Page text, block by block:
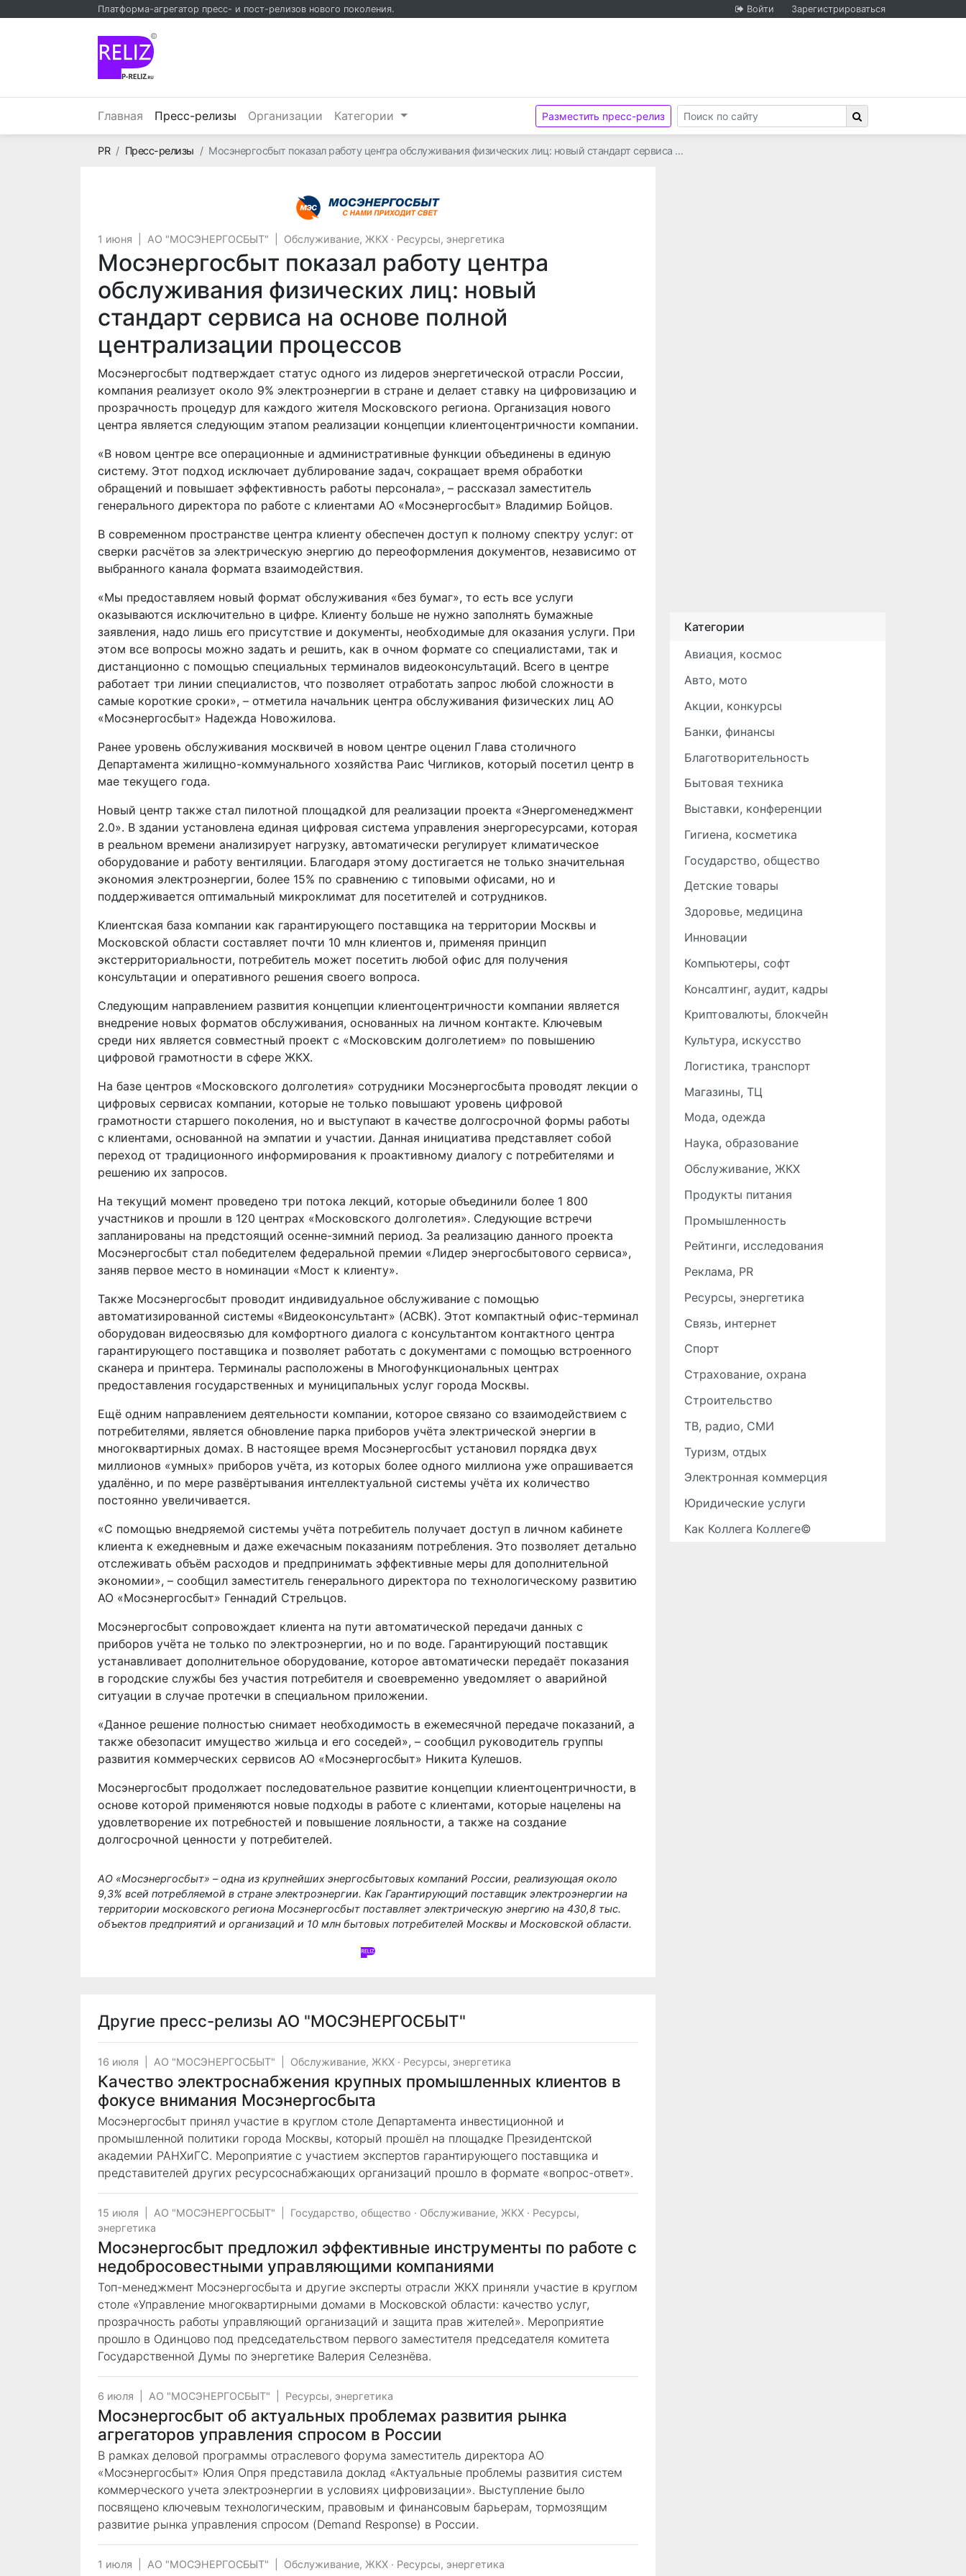
Платформа-агрегатор пресс- и пост-релизов нового поколения. Войти Зарегистрироваться
©
Главная Пресс-релизы (текущий)
Организации Категории Разместить пресс-релиз
PRГлавная
Пресс-релизы Мосэнергосбыт показал работу центра обслуживания физических лиц: новый стандарт сервиса …
АО "МОСЭНЕРГОСБЫТ"
1 июня АО "МОСЭНЕРГОСБЫТ" Обслуживание, ЖКХ · Ресурсы, энергетика
Мосэнергосбыт показал работу центра
обслуживания физических лиц: новый
стандарт сервиса на основе полной
централизации процессов
Мосэнергосбыт подтверждает статус одного из лидеров энергетической отрасли России,
компания реализует около 9% электроэнергии в стране и делает ставку на цифровизацию и
прозрачность процедур для каждого жителя Московского региона. Организация нового
центра является следующим этапом реализации концепции клиентоцентричности компании.
«В новом центре все операционные и административные функции объединены в единую
систему. Этот подход исключает дублирование задач, сокращает время обработки
обращений и повышает эффективность работы персонала», – рассказал заместитель
генерального директора по работе с клиентами АО «Мосэнергосбыт» Владимир Бойцов.
В современном пространстве центра клиенту обеспечен доступ к полному спектру услуг: от
сверки расчётов за электрическую энергию до переоформления документов, независимо от
выбранного канала формата взаимодействия.
«Мы предоставляем новый формат обслуживания «без бумаг», то есть все услуги
оказываются исключительно в цифре. Клиенту больше не нужно заполнять бумажные
заявления, надо лишь его присутствие и документы, необходимые для оказания услуги. При
этом все вопросы можно задать и решить, как в очном формате со специалистами, так и
дистанционно с помощью специальных терминалов видеоконсультаций. Всего в центре
работает три линии специалистов, что позволяет отработать запрос любой сложности в
самые короткие сроки», – отметила начальник центра обслуживания физических лиц АО
«Мосэнергосбыт» Надежда Новожилова.
Ранее уровень обслуживания москвичей в новом центре оценил Глава столичного
Департамента жилищно-коммунального хозяйства Раис Чигликов, который посетил центр в
мае текущего года.
Новый центр также стал пилотной площадкой для реализации проекта «Энергоменеджмент
2.0». В здании установлена единая цифровая система управления энергоресурсами, которая
в реальном времени анализирует нагрузку, автоматически регулирует климатическое
оборудование и работу вентиляции. Благодаря этому достигается не только значительная
экономия электроэнергии, более 15% по сравнению с типовыми офисами, но и
поддерживается оптимальный микроклимат для посетителей и сотрудников.
Клиентская база компании как гарантирующего поставщика на территории Москвы и
Московской области составляет почти 10 млн клиентов и, применяя принцип
экстерриториальности, потребитель может посетить любой офис для получения
консультации и оперативного решения своего вопроса.
Следующим направлением развития концепции клиентоцентричности компании является
внедрение новых форматов обслуживания, основанных на личном контакте. Ключевым
среди них является совместный проект с «Московским долголетием» по повышению
цифровой грамотности в сфере ЖКХ.
На базе центров «Московского долголетия» сотрудники Мосэнергосбыта проводят лекции о
цифровых сервисах компании, которые не только повышают уровень цифровой
грамотности старшего поколения, но и выступают в качестве долгосрочной формы работы
с клиентами, основанной на эмпатии и участии. Данная инициатива представляет собой
переход от традиционного информирования к проактивному диалогу с потребителями и
решению их запросов.
На текущий момент проведено три потока лекций, которые объединили более 1 800
участников и прошли в 120 центрах «Московского долголетия». Следующие встречи
запланированы на предстоящий осенне-зимний период. За реализацию данного проекта
Мосэнергосбыт стал победителем федеральной премии «Лидер энергосбытового сервиса»,
заняв первое место в номинации «Мост к клиенту».
Также Мосэнергосбыт проводит индивидуальное обслуживание с помощью
автоматизированной системы «Видеоконсультант» (АСВК). Этот компактный офис-терминал
оборудован видеосвязью для комфортного диалога с консультантом контактного центра
гарантирующего поставщика и позволяет работать с документами с помощью встроенного
сканера и принтера. Терминалы расположены в Многофункциональных центрах
предоставления государственных и муниципальных услуг города Москвы.
Ещё одним направлением деятельности компании, которое связано со взаимодействием с
потребителями, является обновление парка приборов учёта электрической энергии в
многоквартирных домах. В настоящее время Мосэнергосбыт установил порядка двух
миллионов «умных» приборов учёта, из которых более одного миллиона уже опрашивается
удалённо, и по мере развёртывания интеллектуальной системы учёта их количество
постоянно увеличивается.
«С помощью внедряемой системы учёта потребитель получает доступ в личном кабинете
клиента к ежедневным и даже ежечасным показаниям потребления. Это позволяет детально
отслеживать объём расходов и предпринимать эффективные меры для дополнительной
экономии», – сообщил заместитель генерального директора по технологическому развитию
АО «Мосэнергосбыт» Геннадий Стрельцов.
Мосэнергосбыт сопровождает клиента на пути автоматической передачи данных с
приборов учёта не только по электроэнергии, но и по воде. Гарантирующий поставщик
устанавливает дополнительное оборудование, которое автоматически передаёт показания
в городские службы без участия потребителя и своевременно уведомляет о аварийной
ситуации в случае протечки в специальном приложении.
«Данное решение полностью снимает необходимость в ежемесячной передаче показаний, а
также обезопасит имущество жильца и его соседей», – сообщил руководитель группы
развития коммерческих сервисов АО «Мосэнергосбыт» Никита Кулешов.
Мосэнергосбыт продолжает последовательное развитие концепции клиентоцентричности, в
основе которой применяются новые подходы в работе с клиентами, которые нацелены на
удовлетворение их потребностей и повышение лояльности, а также на создание
долгосрочной ценности у потребителей.
АО «Мосэнергосбыт» – одна из крупнейших энергосбытовых компаний России, реализующая около
9,3% всей потребляемой в стране электроэнергии. Как Гарантирующий поставщик электроэнергии на
территории московского региона Мосэнергосбыт поставляет электрическую энергию на 430,8 тыс.
объектов предприятий и организаций и 10 млн бытовых потребителей Москвы и Московской области.
Другие пресс-релизы АО "МОСЭНЕРГОСБЫТ"
16 июля АО "МОСЭНЕРГОСБЫТ" Обслуживание, ЖКХ · Ресурсы, энергетика
Качество электроснабжения крупных промышленных клиентов в
фокусе внимания Мосэнергосбыта
Мосэнергосбыт принял участие в круглом столе Департамента инвестиционной и
промышленной политики города Москвы, который прошёл на площадке Президентской
академии РАНХиГС. Мероприятие с участием экспертов гарантирующего поставщика и
представителей других ресурсоснабжающих организаций прошло в формате «вопрос-ответ».
15 июля АО "МОСЭНЕРГОСБЫТ" Государство, общество · Обслуживание, ЖКХ · Ресурсы,
энергетика
Мосэнергосбыт предложил эффективные инструменты по работе с
недобросовестными управляющими компаниями
Топ-менеджмент Мосэнергосбыта и другие эксперты отрасли ЖКХ приняли участие в круглом
столе «Управление многоквартирными домами в Московской области: качество услуг,
прозрачность работы управляющий организаций и защита прав жителей». Мероприятие
прошло в Одинцово под председательством первого заместителя председателя комитета
Государственной Думы по энергетике Валерия Селезнёва.
6 июля АО "МОСЭНЕРГОСБЫТ" Ресурсы, энергетика
Мосэнергосбыт об актуальных проблемах развития рынка
агрегаторов управления спросом в России
В рамках деловой программы отраслевого форума заместитель директора АО
«Мосэнергосбыт» Юлия Опря представила доклад «Актуальные проблемы развития систем
коммерческого учета электроэнергии в условиях цифровизации». Выступление было
посвящено ключевым технологическим, правовым и финансовым барьерам, тормозящим
развитие рынка управления спросом (Demand Response) в России.
1 июля АО "МОСЭНЕРГОСБЫТ" Обслуживание, ЖКХ · Ресурсы, энергетика
Категории
Авиация, космос
Авто, мото
Акции, конкурсы
Банки, финансы
Благотворительность
Бытовая техника
Выставки, конференции
Гигиена, косметика
Государство, общество
Детские товары
Здоровье, медицина
Инновации
Компьютеры, софт
Консалтинг, аудит, кадры
Криптовалюты, блокчейн
Культура, искусство
Логистика, транспорт
Магазины, ТЦ
Мода, одежда
Наука, образование
Обслуживание, ЖКХ
Продукты питания
Промышленность
Рейтинги, исследования
Реклама, PR
Ресурсы, энергетика
Связь, интернет
Спорт
Страхование, охрана
Строительство
ТВ, радио, СМИ
Туризм, отдых
Электронная коммерция
Юридические услуги
Как Коллега Коллеге©